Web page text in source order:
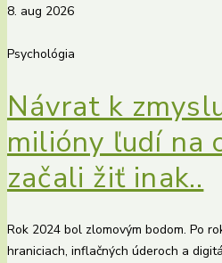
8. aug 2026
Psychológia
Návrat k
milióny ľudí na
začali žiť inak..
Rok 2024 bol zlomovým bodom. Po
hraniciach, inflačných úderoch a